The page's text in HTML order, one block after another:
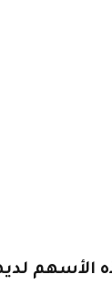
الأسهم